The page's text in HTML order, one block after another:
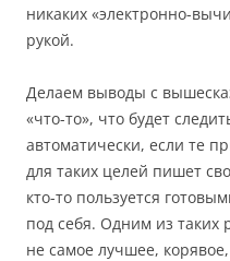
никаких «электронно-
рукой.
Делаем выводы с
«что-то», что будет
автоматически, если те
для таких целей пишет
кто-то пользуется
под себя. Одним из таких
не самое лучшее,